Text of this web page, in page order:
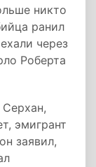
никто
ранил
через
Роберта
эмигрант
заявил,